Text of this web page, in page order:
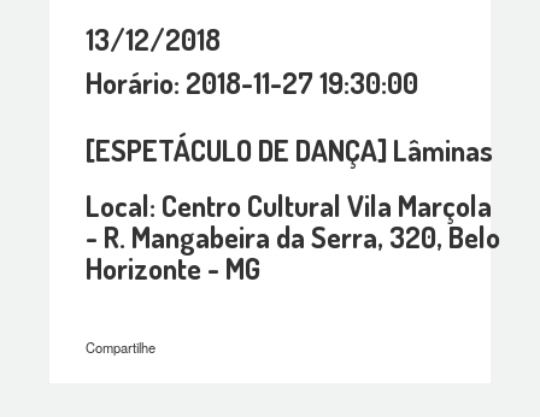
13/12/2018
Horário: 2018-11-27 19:30:00
[ESPETÁCULO DE DANÇA] Lâminas
Local: Centro Cultural Vila Marçola
- R. Mangabeira da Serra, 320, Belo
Horizonte - MG
Compartilhe